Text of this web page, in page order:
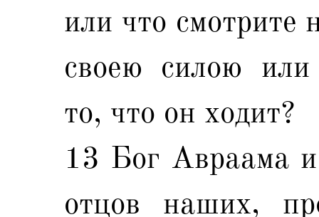
или что смотрите
своею силою или
то, что он ходит?
13 Бог Авраама
отцов наших,